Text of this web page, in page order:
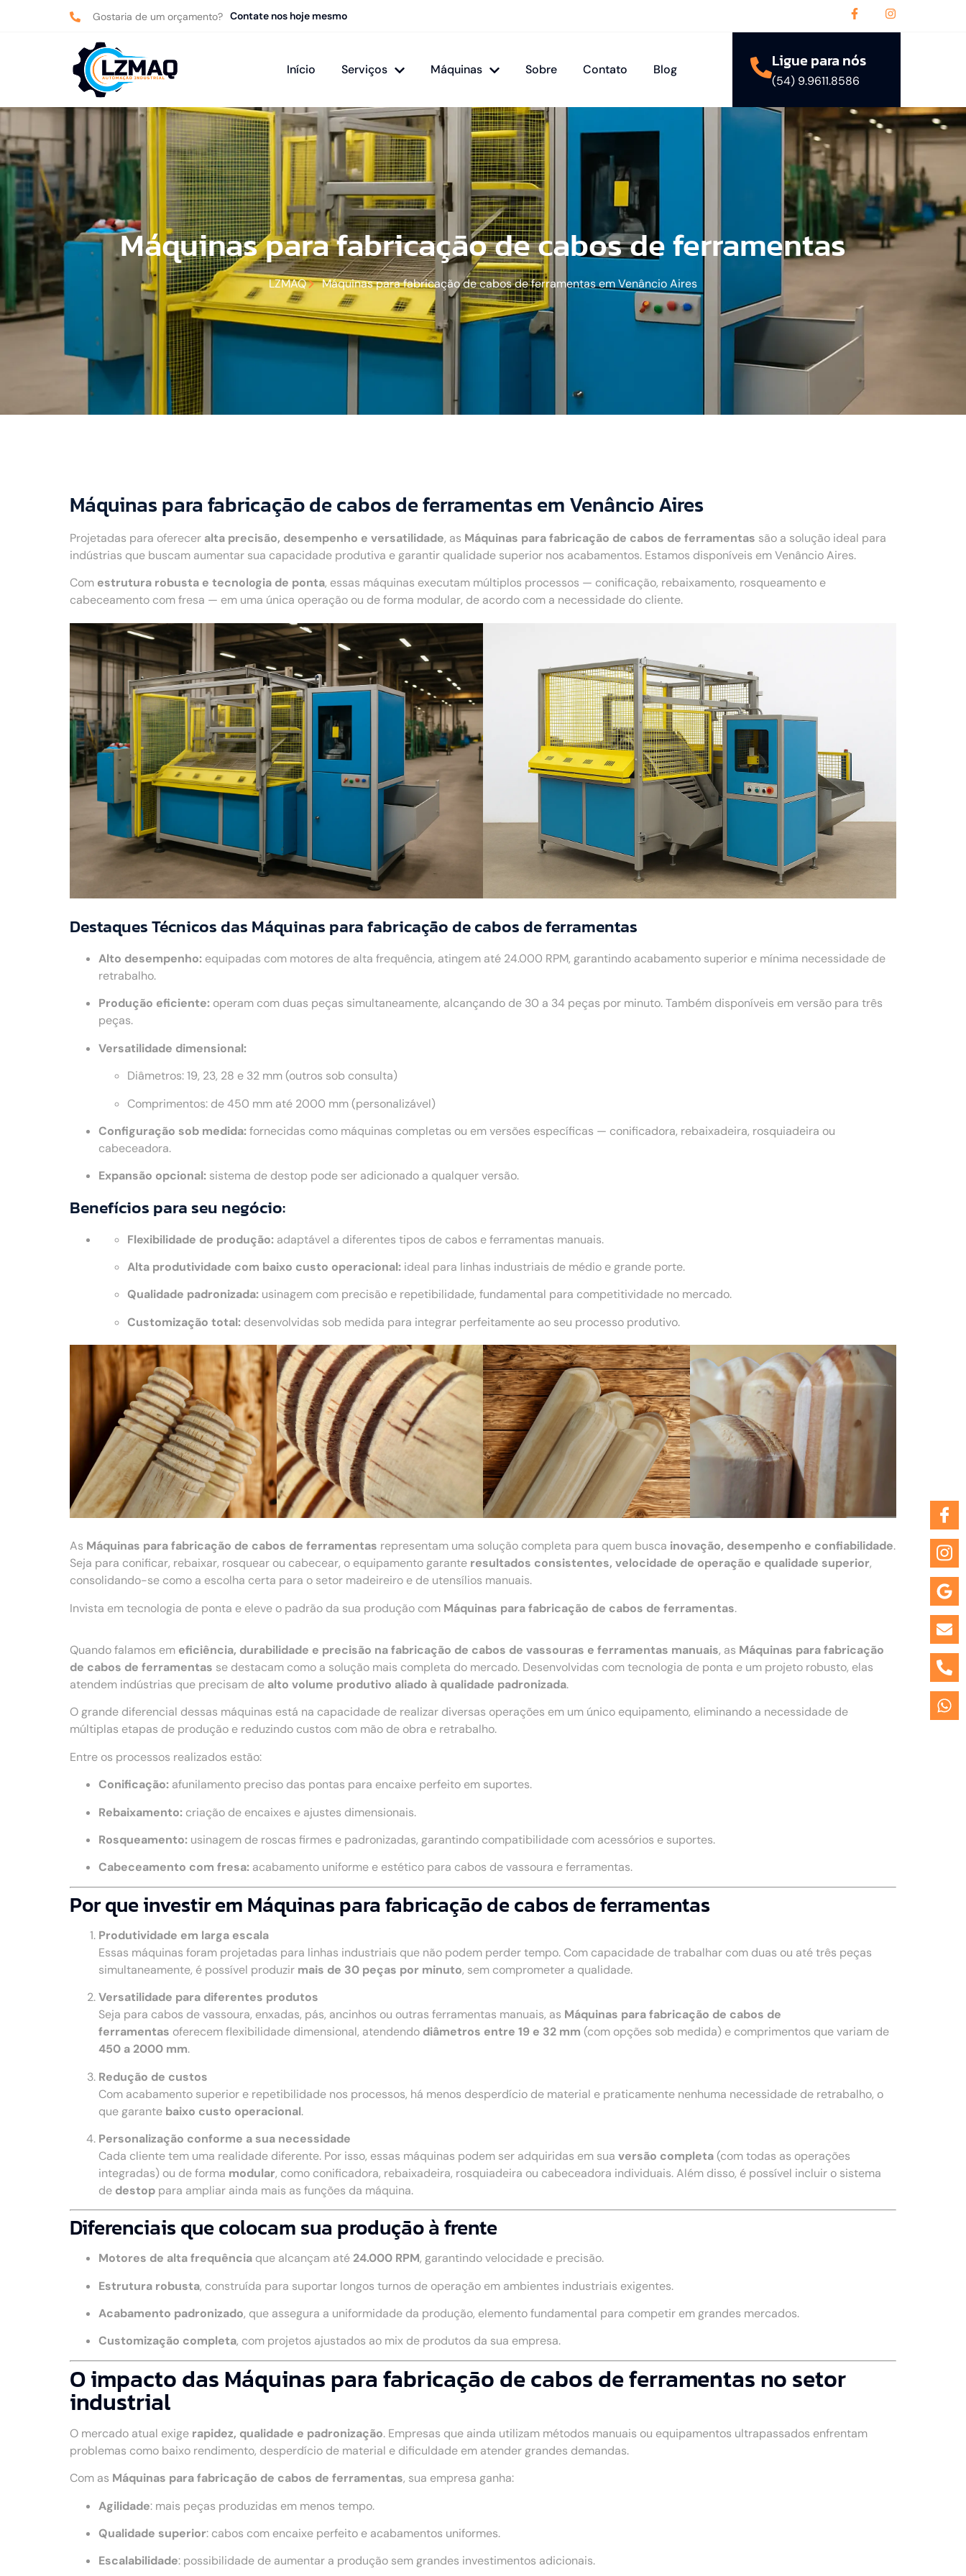
Gostaria de um orçamento? Contate nos hoje mesmo
Início Serviços Máquinas Sobre Contato Blog Ligue para nós
(54) 9.9611.8586
Máquinas para fabricação de cabos de ferramentas
LZMAQ Máquinas para fabricação de cabos de ferramentas em Venâncio Aires
Máquinas para fabricação de cabos de ferramentas em Venâncio Aires
Projetadas para oferecer alta precisão, desempenho e versatilidade, as Máquinas para fabricação de cabos de ferramentas são a solução ideal para
indústrias que buscam aumentar sua capacidade produtiva e garantir qualidade superior nos acabamentos. Estamos disponíveis em Venâncio Aires.
Com estrutura robusta e tecnologia de ponta, essas máquinas executam múltiplos processos — conificação, rebaixamento, rosqueamento e
cabeceamento com fresa — em uma única operação ou de forma modular, de acordo com a necessidade do cliente.
Destaques Técnicos das Máquinas para fabricação de cabos de ferramentas
Alto desempenho: equipadas com motores de alta frequência, atingem até 24.000 RPM, garantindo acabamento superior e mínima necessidade de
retrabalho.
Produção eficiente: operam com duas peças simultaneamente, alcançando de 30 a 34 peças por minuto. Também disponíveis em versão para três
peças.
Versatilidade dimensional:
Diâmetros: 19, 23, 28 e 32 mm (outros sob consulta)
Comprimentos: de 450 mm até 2000 mm (personalizável)
Configuração sob medida:fornecidas como máquinas completas ou em versões específicas — conificadora, rebaixadeira, rosquiadeira ou
cabeceadora.
Expansão opcional: sistema de destop pode ser adicionado a qualquer versão.
Benefícios para seu negócio:
Flexibilidade de produção: adaptável a diferentes tipos de cabos e ferramentas manuais.
Alta produtividade com baixo custo operacional: ideal para linhas industriais de médio e grande porte.
Qualidade padronizada: usinagem com precisão e repetibilidade, fundamental para competitividade no mercado.
Customização total: desenvolvidas sob medida para integrar perfeitamente ao seu processo produtivo.
As Máquinas para fabricação de cabos de ferramentas representam uma solução completa para quem busca inovação, desempenho e confiabilidade.
Seja para conificar, rebaixar, rosquear ou cabecear, o equipamento garante resultados consistentes, velocidade de operação e qualidade superior,
consolidando-se como a escolha certa para o setor madeireiro e de utensílios manuais.
Invista em tecnologia de ponta e eleve o padrão da sua produção com Máquinas para fabricação de cabos de ferramentas.
Quando falamos em eficiência, durabilidade e precisão na fabricação de cabos de vassouras e ferramentas manuais, as Máquinas para fabricação
de cabos de ferramentas se destacam como a solução mais completa do mercado. Desenvolvidas com tecnologia de ponta e um projeto robusto, elas
atendem indústrias que precisam de alto volume produtivo aliado à qualidade padronizada.
O grande diferencial dessas máquinas está na capacidade de realizar diversas operações em um único equipamento, eliminando a necessidade de
múltiplas etapas de produção e reduzindo custos com mão de obra e retrabalho.
Entre os processos realizados estão:
Conificação: afunilamento preciso das pontas para encaixe perfeito em suportes.
Rebaixamento: criação de encaixes e ajustes dimensionais.
Rosqueamento: usinagem de roscas firmes e padronizadas, garantindo compatibilidade com acessórios e suportes.
Cabeceamento com fresa: acabamento uniforme e estético para cabos de vassoura e ferramentas.
Por que investir em Máquinas para fabricação de cabos de ferramentas
Produtividade em larga escala
Essas máquinas foram projetadas para linhas industriais que não podem perder tempo. Com capacidade de trabalhar com duas ou até três peças
simultaneamente, é possível produzir mais de 30 peças por minuto, sem comprometer a qualidade.
Versatilidade para diferentes produtos
Seja para cabos de vassoura, enxadas, pás, ancinhos ou outras ferramentas manuais, as Máquinas para fabricação de cabos de
ferramentas oferecem flexibilidade dimensional, atendendo diâmetros entre 19 e 32 mm (com opções sob medida) e comprimentos que variam de
450 a 2000 mm.
Redução de custos
Com acabamento superior e repetibilidade nos processos, há menos desperdício de material e praticamente nenhuma necessidade de retrabalho, o
que garante baixo custo operacional.
Personalização conforme a sua necessidade
Cada cliente tem uma realidade diferente. Por isso, essas máquinas podem ser adquiridas em sua versão completa (com todas as operações
integradas) ou de forma modular, como conificadora, rebaixadeira, rosquiadeira ou cabeceadora individuais. Além disso, é possível incluir o sistema
de destop para ampliar ainda mais as funções da máquina.
Diferenciais que colocam sua produção à frente
Motores de alta frequência que alcançam até 24.000 RPM, garantindo velocidade e precisão.
Estrutura robusta, construída para suportar longos turnos de operação em ambientes industriais exigentes.
Acabamento padronizado, que assegura a uniformidade da produção, elemento fundamental para competir em grandes mercados.
Customização completa, com projetos ajustados ao mix de produtos da sua empresa.
O impacto das Máquinas para fabricação de cabos de ferramentas no setor
industrial
O mercado atual exige rapidez, qualidade e padronização. Empresas que ainda utilizam métodos manuais ou equipamentos ultrapassados enfrentam
problemas como baixo rendimento, desperdício de material e dificuldade em atender grandes demandas.
Com as Máquinas para fabricação de cabos de ferramentas, sua empresa ganha:
Agilidade: mais peças produzidas em menos tempo.
Qualidade superior: cabos com encaixe perfeito e acabamentos uniformes.
Escalabilidade: possibilidade de aumentar a produção sem grandes investimentos adicionais.